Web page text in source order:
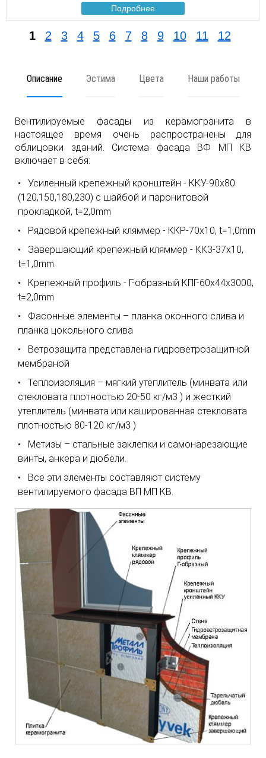
Подробнее
1 2 3 4 5 6 7 8 9 10 11 12
Описание Эстима Цвета Наши работы
Вентилируемые фасады из керамогранита в
настоящее время очень распространены для
облицовки зданий. Система фасада ВФ МП КВ
включает в себя:
Усиленный крепежный кронштейн - ККУ-90х80
(120,150,180,230) с шайбой и паронитовой
прокладкой, t=2,0mm
Рядовой крепежный кляммер - ККР-70х10, t=1,0mm
Завершающий крепежный кляммер - КК3-37х10,
t=1,0mm.
Крепежный профиль - Г-образный КПГ-60х44х3000,
t=2,0mm
Фасонные элементы – планка оконного слива и
планка цокольного слива
Ветрозащита представлена гидроветрозащитной
мембраной
Теплоизоляция – мягкий утеплитель (минвата или
стекловата плотностью 20-50 кг/м3 ) и жесткий
утеплитель (минвата или кашированная стекловата
плотностью 80-120 кг/м3 )
Метизы – стальные заклепки и самонарезающие
винты, анкера и дюбели.
Все эти элементы составляют систему
вентилируемого фасада ВП МП КВ.